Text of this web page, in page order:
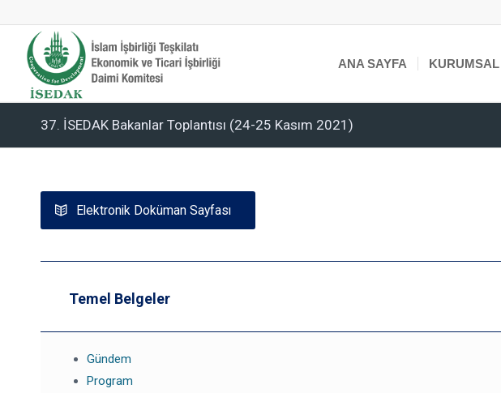
ANA SAYFA KURUMSAL
37. İSEDAK Bakanlar Toplantısı (24-25 Kasım 2021)
Elektronik Doküman Sayfası
Temel Belgeler
Gündem
Program